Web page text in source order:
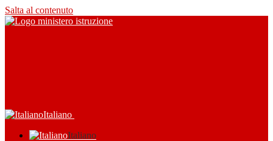
Salta al contenuto
Italiano
Italiano